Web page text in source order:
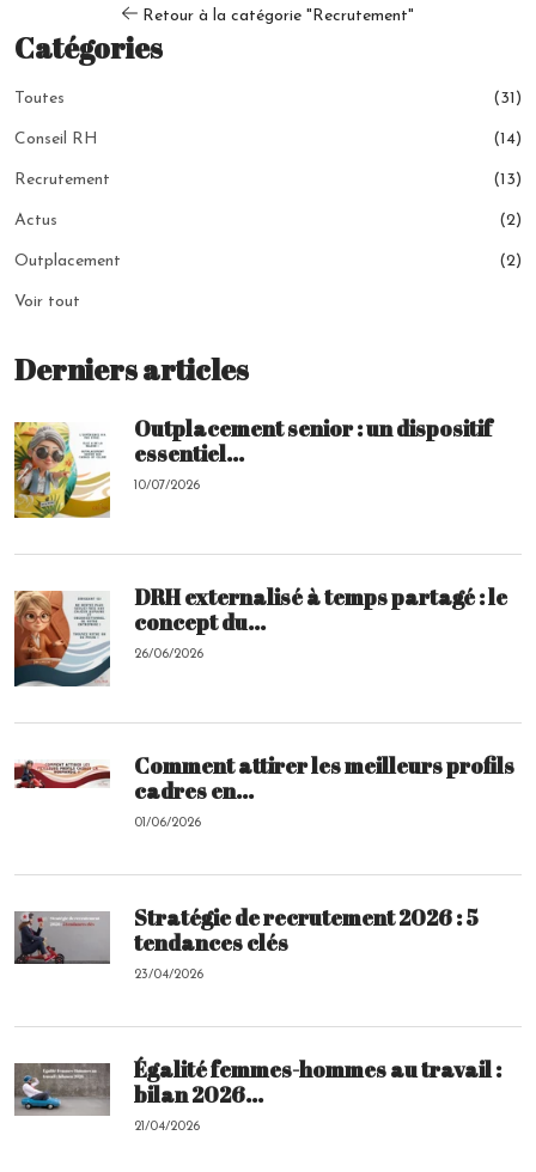
Retour à la catégorie "Recrutement"
Catégories
Toutes (31)
Conseil RH (14)
Recrutement (13)
Actus (2)
Outplacement (2)
Voir tout
Derniers articles
Outplacement senior : un dispositif
essentiel...
10/07/2026
DRH externalisé à temps partagé : le
concept du...
26/06/2026
Comment attirer les meilleurs profils
cadres en...
01/06/2026
Stratégie de recrutement 2026 : 5
tendances clés
23/04/2026
Égalité femmes-hommes au travail :
bilan 2026...
21/04/2026